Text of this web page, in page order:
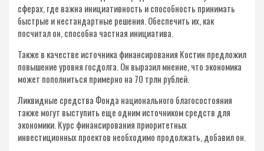
сферах, где важна инициативность и способность принимать
быстрые и нестандартные решения. Обеспечить их, как
посчитал он, способна частная инициатива.
Также в качестве источника финансирования Костин предложил
повышение уровня госдолга. Он выразил мнение, что экономика
может пополниться примерно на 70 трлн рублей.
Ликвидные средства Фонда национального благосостояния
также могут выступить еще одним источником средств для
экономики. Курс финансирования приоритетных
инвестиционных проектов необходимо продолжать, добавил он.